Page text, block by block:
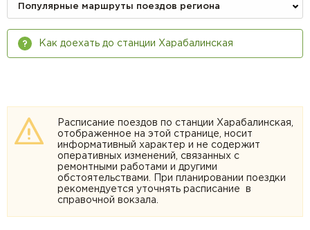
Расписание поездов по станции Харабалинская,
отображенное на этой странице, носит
информативный характер и не содержит
оперативных изменений, связанных с
ремонтными работами и другими
обстоятельствами. При планировании поездки
рекомендуется уточнять расписание в
справочной вокзала.
Популярные маршруты поездов региона
Как доехать до станции Харабалинская